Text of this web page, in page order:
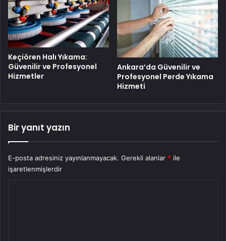
Keçiören Halı Yıkama:
Güvenilir ve Profesyonel
Hizmetler
Ankara’da Güvenilir ve
Profesyonel Perde Yıkama
Hizmeti
Bir yanıt yazın
E-posta adresiniz yayınlanmayacak. Gerekli alanlar * ile
işaretlenmişlerdir